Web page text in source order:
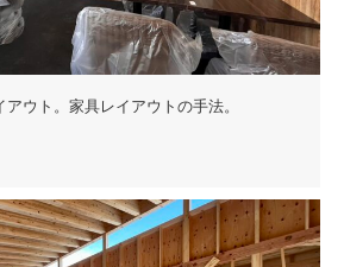
ウト。家具レイアウトの手法。